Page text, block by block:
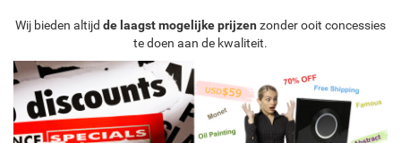
Wij bieden altijd de laagst mogelijke prijzen zonder ooit concessies
te doen aan de kwaliteit.